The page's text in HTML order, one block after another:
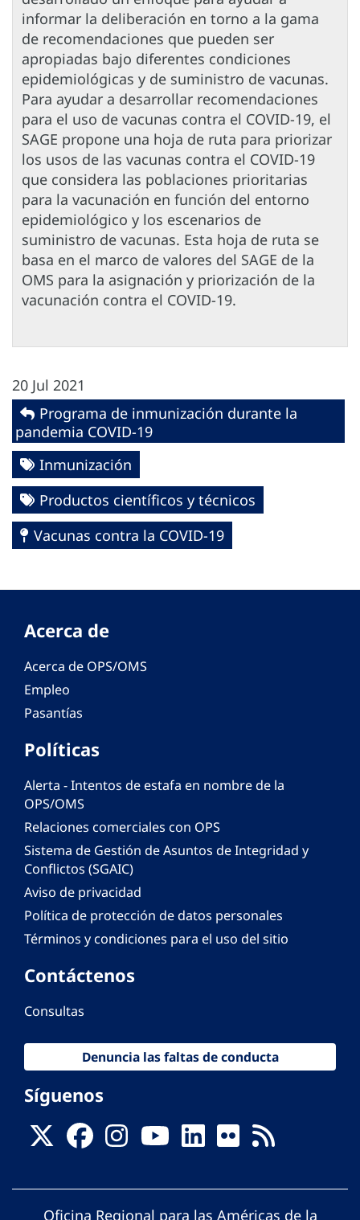
informar la deliberación en torno a la gama
de recomendaciones que pueden ser
apropiadas bajo diferentes condiciones
epidemiológicas y de suministro de vacunas.
Para ayudar a desarrollar recomendaciones
para el uso de vacunas contra el COVID-19, el
SAGE propone una hoja de ruta para priorizar
los usos de las vacunas contra el COVID-19
que considera las poblaciones prioritarias
para la vacunación en función del entorno
epidemiológico y los escenarios de
suministro de vacunas. Esta hoja de ruta se
basa en el marco de valores del SAGE de la
OMS para la asignación y priorización de la
vacunación contra el COVID-19.
20 Jul 2021
Programa de inmunización durante la
pandemia COVID-19
Inmunización
Productos científicos y técnicos
Vacunas contra la COVID-19
Acerca de
Acerca de OPS/OMS
Empleo
Pasantías
Políticas
Alerta - Intentos de estafa en nombre de la
OPS/OMS
Relaciones comerciales con OPS
Sistema de Gestión de Asuntos de Integridad y
Conflictos (SGAIC)
Aviso de privacidad
Política de protección de datos personales
Términos y condiciones para el uso del sitio
Contáctenos
Consultas
Denuncia las faltas de conducta
Síguenos
Oficina Regional para las Américas de la